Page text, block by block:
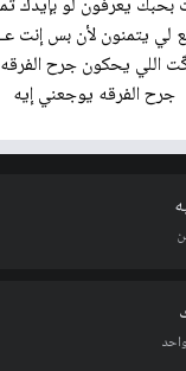
بحبك يعرفون لو بإيدك
لي يتمنون لأن بس إنت
اللي يحكون جرح
جرح الفرقه يوجعني إيه